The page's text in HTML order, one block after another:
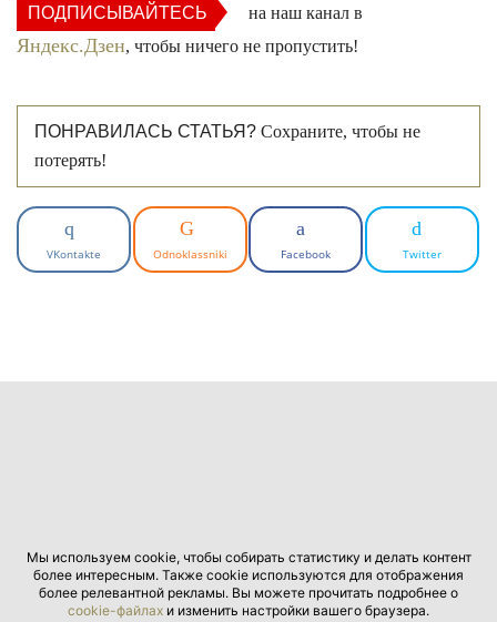
ПОДПИСЫВАЙТЕСЬ на наш канал в
Яндекс.Дзен, чтобы ничего не пропустить!
ПОНРАВИЛАСЬ СТАТЬЯ? Сохраните, чтобы не
потерять!
VKontakte Odnoklassniki Facebook Twitter
Мы используем cookie, чтобы собирать статистику и делать контент
более интересным. Также cookie используются для отображения
более релевантной рекламы. Вы можете прочитать подробнее о
cookie-файлах и изменить настройки вашего браузера.